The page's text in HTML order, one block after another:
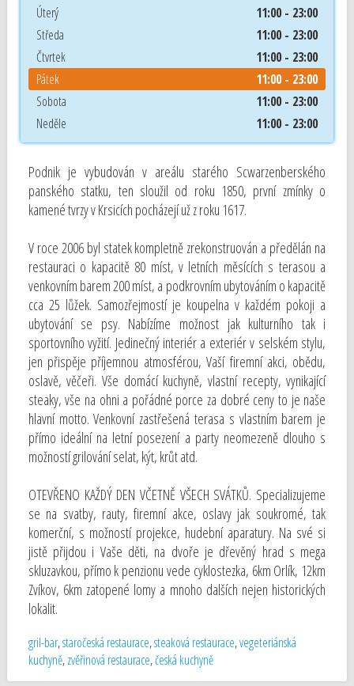
Úterý
11:00 - 23:00
Středa
11:00 - 23:00
Čtvrtek
11:00 - 23:00
Pátek
11:00 - 23:00
Sobota
11:00 - 23:00
Neděle
11:00 - 23:00
Podnik je vybudován v areálu starého Scwarzenberského
panského statku, ten sloužil od roku 1850, první zmínky o
kamené tvrzy v Krsicích pocházejí už z roku 1617.
V roce 2006 byl statek kompletně zrekonstruován a předělán na
restauraci o kapacitě 80 míst, v letních měsících s terasou a
venkovním barem 200 míst, a podkrovním ubytováním o kapacitě
cca 25 lůžek. Samozřejmostí je koupelna v každém pokoji a
ubytování se psy. Nabízíme možnost jak kulturního tak i
sportovního vyžití. Jedinečný interiér a exteriér v selském stylu,
jen přispěje příjemnou atmosférou, Vaší firemní akci, obědu,
oslavě, věčeři. Vše domácí kuchyně, vlastní recepty, vynikající
steaky, vše na ohni a pořádné porce za dobré ceny to je naše
hlavní motto. Venkovní zastřešená terasa s vlastním barem je
přímo ideální na letní posezení a party neomezeně dlouho s
možností grilování selat, kýt, krůt atd.
OTEVŘENO KAŽDÝ DEN VČETNĚ VŠECH SVÁTKŮ. Specializujeme
se na svatby, rauty, firemní akce, oslavy jak soukromé, tak
komerční, s možností projekce, hudební aparatury. Na své si
jistě přijdou i Vaše děti, na dvoře je dřevěný hrad s mega
skluzavkou, přímo k penzionu vede cyklostezka, 6km Orlík, 12km
Zvíkov, 6km zatopené lomy a mnoho dalších nejen historických
lokalit.
gril-bar,staročeská restaurace,steaková restaurace,vegeteriánská
kuchyně,zvěřinová restaurace,česká kuchyně